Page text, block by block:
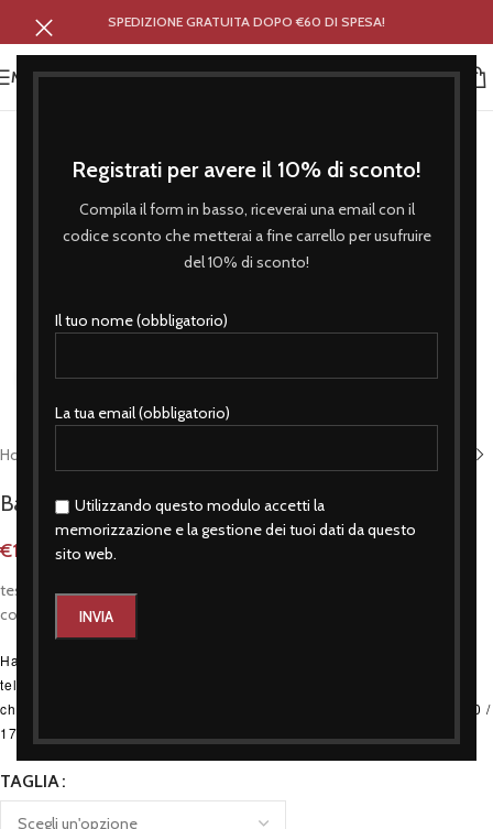
Registrati per avere il 10% di sconto!
Compila il form in basso, riceverai una email con il
codice sconto che metterai a fine carrello per usufruire
del 10% di sconto!
Il tuo nome (obbligatorio)
La tua email (obbligatorio)
Utilizzando questo modulo accetti la
memorizzazione e la gestione dei tuoi dati da questo
sito web.
SPEDIZIONE GRATUITA DOPO €60 DI SPESA!
MENU
Click to enlarge
Home
Bandiera Urss 90 x 150 cm
€12,90
tessuto 100% poliestere – stampa digitale
comprensiva di cocchielli – fornita senza asta
Hai bisogno di consigli d'acquisto?, o desideri fare un ordine
telefonico per le taglie disponibili online? Allora non devi fare altro
che chiamare: (+39) 334 374 4144 dal Lunedì al Sabato 9.00 - 13.00 /
17.30 - 20.00 (CET).
TAGLIA